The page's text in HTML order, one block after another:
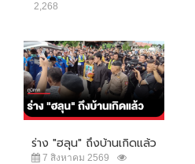
2,268
ร่าง "ฮลุน" ถึงบ้านเกิดแล้ว
7 สิงหาคม 2569